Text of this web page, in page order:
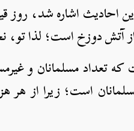
احادیث اشاره شد،
آتش دوزخ است؛ لذا
که تعداد مسلمانان و
است؛ زیرا از